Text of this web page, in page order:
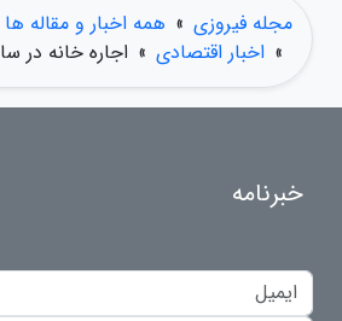
مجله فیروزی » همه اخبار و مقاله ها
» اخبار اقتصادی » اجاره خانه در
خبرنامه